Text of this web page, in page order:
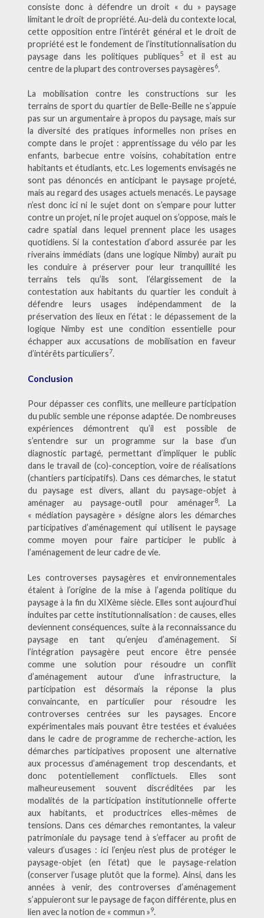
consiste donc à défendre un droit « du » paysage
limitant le droit de propriété. Au-delà du contexte local,
cette opposition entre l’intérêt général et le droit de
propriété est le fondement de l’institutionnalisation du
paysage dans les politiques publiques5
et il est au
centre de la plupart des controverses paysagères6.
La mobilisation contre les constructions sur les
terrains de sport du quartier de Belle-Beille ne s’appuie
pas sur un argumentaire à propos du paysage, mais sur
la diversité des pratiques informelles non prises en
compte dans le projet : apprentissage du vélo par les
enfants, barbecue entre voisins, cohabitation entre
habitants et étudiants, etc. Les logements envisagés ne
sont pas dénoncés en anticipant le paysage projeté,
mais au regard des usages actuels menacés. Le paysage
n’est donc ici ni le sujet dont on s’empare pour lutter
contre un projet, ni le projet auquel on s’oppose, mais le
cadre spatial dans lequel prennent place les usages
quotidiens. Si la contestation d’abord assurée par les
riverains immédiats (dans une logique Nimby) aurait pu
les conduire à préserver pour leur tranquillité les
terrains tels qu’ils sont, l’élargissement de la
contestation aux habitants du quartier les conduit à
défendre leurs usages indépendamment de la
préservation des lieux en l’état : le dépassement de la
logique Nimby est une condition essentielle pour
échapper aux accusations de mobilisation en faveur
d’intérêts particuliers7.
Conclusion
Pour dépasser ces conflits, une meilleure participation
du public semble une réponse adaptée. De nombreuses
expériences démontrent qu’il est possible de
s’entendre sur un programme sur la base d’un
diagnostic partagé, permettant d’impliquer le public
dans le travail de (co)-conception, voire de réalisations
(chantiers participatifs). Dans ces démarches, le statut
du paysage est divers, allant du paysage-objet à
aménager au paysage-outil pour aménager8. La
« médiation paysagère » désigne alors les démarches
participatives d’aménagement qui utilisent le paysage
comme moyen pour faire participer le public à
l’aménagement de leur cadre de vie.
Les controverses paysagères et environnementales
étaient à l’origine de la mise à l’agenda politique du
paysage à la fin du XIXème siècle. Elles sont aujourd’hui
induites par cette institutionnalisation : de causes, elles
deviennent conséquences, suite à la reconnaissance du
paysage en tant qu’enjeu d’aménagement. Si
l’intégration paysagère peut encore être pensée
comme une solution pour résoudre un conflit
d’aménagement autour d’une infrastructure, la
participation est désormais la réponse la plus
convaincante, en particulier pour résoudre les
controverses centrées sur les paysages. Encore
expérimentales mais pouvant être testées et évaluées
dans le cadre de programme de recherche-action, les
démarches participatives proposent une alternative
aux processus d’aménagement trop descendants, et
donc potentiellement conflictuels. Elles sont
malheureusement souvent discréditées par les
modalités de la participation institutionnelle offerte
aux habitants, et productrices elles-mêmes de
tensions. Dans ces démarches remontantes, la valeur
patrimoniale du paysage tend à s’effacer au profit de
valeurs d’usages : ici l’enjeu n’est plus de protéger le
paysage-objet (en l’état) que le paysage-relation
(conserver l’usage plutôt que la forme). Ainsi, dans les
années à venir, des controverses d’aménagement
s’appuieront sur le paysage de façon différente, plus en
lien avec la notion de « commun »9.